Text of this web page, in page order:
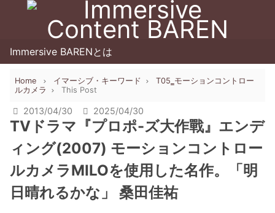
Immersive BARENとは
Home イマーシブ・キーワード
T05‗モーションコントロー
ルカメラ
This Post
2013/04/30 2025/04/30
TVドラマ『プロポ-ズ大作戰』エンデ
ィング(2007) モーションコントロー
ルカメラMILOを使用した名作。「明
日晴れるかな」 桑田佳祐